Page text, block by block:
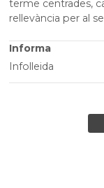
terme centrades,
rellevància per al
Informa
Infolleida